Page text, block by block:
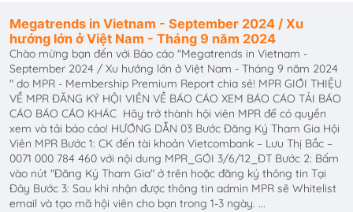
Megatrends in Vietnam - September 2024 / Xu
hướng lớn ở Việt Nam - Tháng 9 năm 2024
Chào mừng bạn đến với Báo cáo "Megatrends in Vietnam -
September 2024 / Xu hướng lớn ở Việt Nam - Tháng 9 năm 2024
" do MPR - Membership Premium Report chia sẻ! MPR GIỚI THIỆU
VỀ MPR ĐĂNG KÝ HỘI VIÊN VỀ BÁO CÁO XEM BÁO CÁO TẢI BÁO
CÁO BÁO CÁO KHÁC Hãy trở thành hội viên MPR để có quyền
xem và tải báo cáo! HƯỚNG DẪN 03 Bước Đăng Ký Tham Gia Hội
Viên MPR Bước 1: CK đến tài khoản Vietcombank – Lưu Thị Bắc –
0071 000 784 460 với nội dung MPR_GÓI 3/6/12_ĐT Bước 2: Bấm
vào nút "Đăng Ký Tham Gia" ở trên hoặc đăng ký thông tin Tại
Đây Bước 3: Sau khi nhận được thông tin admin MPR sẽ Whitelist
email và tạo mã hội viên cho bạn trong 1-3 ngày. ...